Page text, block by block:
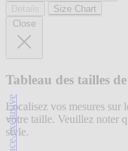
l'agence exclusive
Size Chart
Close
Tableau des tailles
Localisez vos mesures sur
votre taille. Veuillez noter
style.